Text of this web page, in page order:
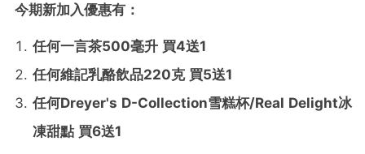
今期新加入優惠有：
任何一言茶500毫升 買4送1
任何維記乳酪飲品220克 買5送1
任何Dreyer's D-Collection雪糕杯/Real Delight冰
凍甜點 買6送1